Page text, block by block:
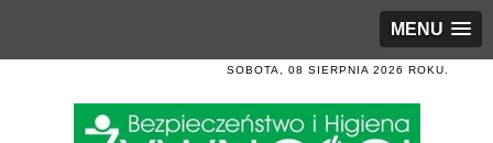
MENU
SOBOTA, 08 SIERPNIA 2026 ROKU.